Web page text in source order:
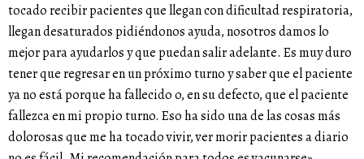
tocado recibir pacientes que llegan con dificultad respiratoria,
llegan desaturados pidiéndonos ayuda, nosotros damos lo
mejor para ayudarlos y que puedan salir adelante. Es muy duro
tener que regresar en un próximo turno y saber que el paciente
ya no está porque ha fallecido o, en su defecto, que el paciente
fallezca en mi propio turno. Eso ha sido una de las cosas más
dolorosas que me ha tocado vivir, ver morir pacientes a diario